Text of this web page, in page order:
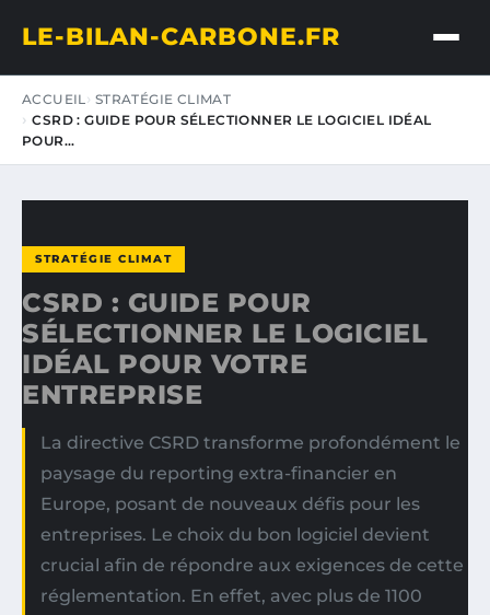
LE-BILAN-CARBONE.FR
ACCUEIL STRATÉGIE CLIMAT
CSRD : GUIDE POUR SÉLECTIONNER LE LOGICIEL IDÉAL
POUR…
STRATÉGIE CLIMAT
CSRD : GUIDE POUR
SÉLECTIONNER LE LOGICIEL
IDÉAL POUR VOTRE
ENTREPRISE
La directive CSRD transforme profondément le
paysage du reporting extra-financier en
Europe, posant de nouveaux défis pour les
entreprises. Le choix du bon logiciel devient
crucial afin de répondre aux exigences de cette
réglementation. En effet, avec plus de 1100